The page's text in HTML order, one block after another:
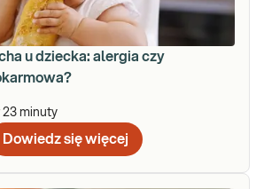
u dziecka: alergia czy
23 minuty
Dowiedz się więcej